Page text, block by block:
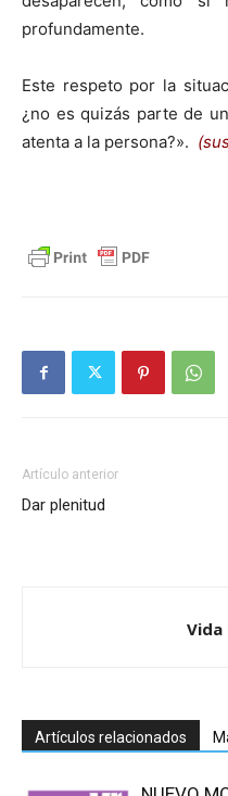
profundamente.
Este respeto por la
¿no es quizás parte de
atenta a la persona?».
Artículo anterior
Dar plenitud
Vida
Artículos relacionados